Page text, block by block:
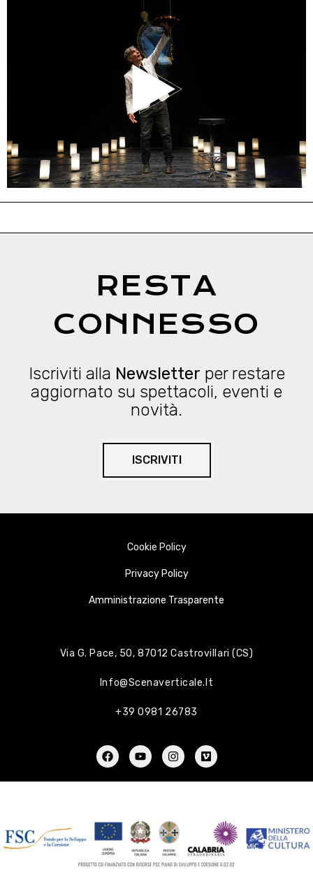
RESTA
CONNESSO
Iscriviti alla Newsletter per restare
aggiornato su spettacoli, eventi e
novità.
ISCRIVITI
Cookie Policy
Privacy Policy
Amministrazione Trasparente
Via G. Pace, 50, 87012 Castrovillari (CS)
Info@scenaverticale.it
+39 0981 26783